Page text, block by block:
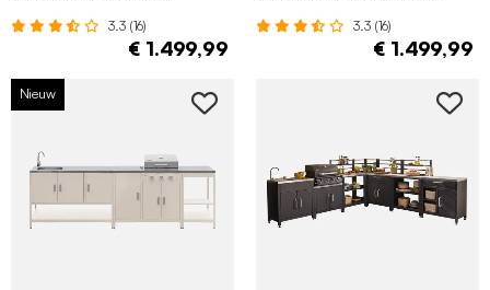
3.3 (16)
€ 1.499,99
3.3 (16)
€ 1.499,99
Nieuw